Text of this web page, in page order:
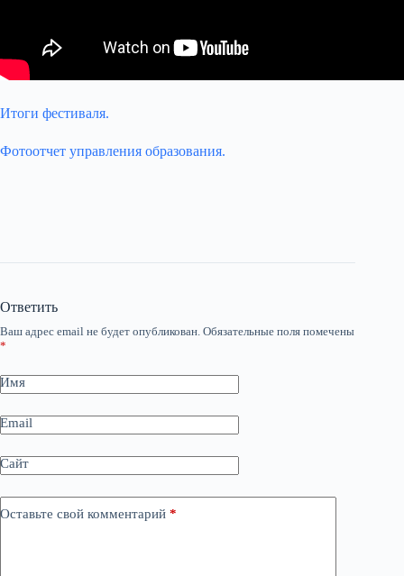
Итоги фестиваля.
Фотоотчет управления образования.
Ответить
Ваш адрес email не будет опубликован. Обязательные поля помечены
*
Имя
Email
Сайт
Оставьте свой комментарий *